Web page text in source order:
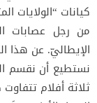
كيانات “الولايات
من رجل عصابات
الإيطاليّ. عن هذا
نستطيع أن نقسم
ثلاثة أفلام